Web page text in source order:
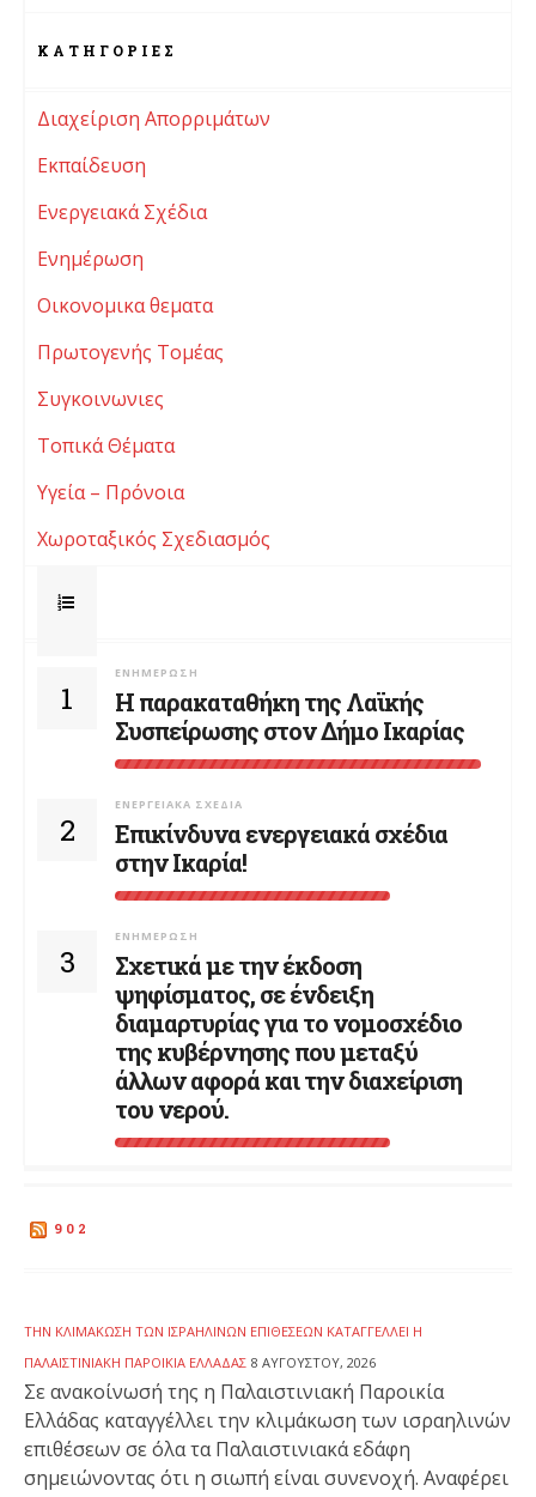
KΑΤΗΓΟΡΊΕΣ
Διαχείριση Απορριμάτων
Εκπαίδευση
Ενεργειακά Σχέδια
Ενημέρωση
Οικονομικα θεματα
Πρωτογενής Τομέας
Συγκοινωνιες
Τοπικά Θέματα
Υγεία – Πρόνοια
Χωροταξικός Σχεδιασμός
1
ΕΝΗΜΈΡΩΣΗ
Η παρακαταθήκη της Λαϊκής
Συσπείρωσης στον Δήμο Ικαρίας
2
ΕΝΕΡΓΕΙΑΚΆ ΣΧΈΔΙΑ
Επικίνδυνα ενεργειακά σχέδια
στην Ικαρία!
3
ΕΝΗΜΈΡΩΣΗ
Σχετικά με την έκδοση
ψηφίσματος, σε ένδειξη
διαμαρτυρίας για το νομοσχέδιο
της κυβέρνησης που μεταξύ
άλλων αφορά και την διαχείριση
του νερού.
902
ΤΗΝ ΚΛΙΜΆΚΩΣΗ ΤΩΝ ΙΣΡΑΗΛΙΝΏΝ ΕΠΙΘΈΣΕΩΝ ΚΑΤΑΓΓΈΛΛΕΙ Η
ΠΑΛΑΙΣΤΙΝΙΑΚΉ ΠΑΡΟΙΚΊΑ ΕΛΛΆΔΑΣ 8 ΑΥΓΟΎΣΤΟΥ, 2026
Σε ανακοίνωσή της η Παλαιστινιακή Παροικία
Ελλάδας καταγγέλλει την κλιμάκωση των ισραηλινών
επιθέσεων σε όλα τα Παλαιστινιακά εδάφη
σημειώνοντας ότι η σιωπή είναι συνενοχή. Αναφέρει